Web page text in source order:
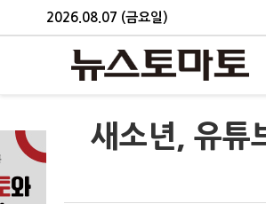
2026.08.07 (금요일)
새소년, 유튜